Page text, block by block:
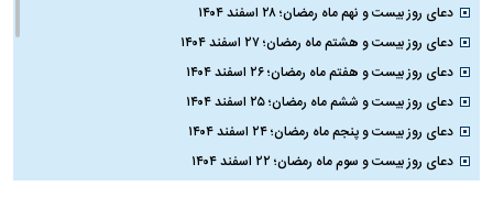
دعای روز بیست و نهم ماه رمضان؛ ۲۸ اسفند ۱۴۰۴
دعای روز بیست و هشتم ماه رمضان؛ ۲۷ اسفند ۱۴۰۴
دعای روز بیست و هفتم ماه رمضان؛ ۲۶ اسفند ۱۴۰۴
دعای روز بیست و ششم ماه رمضان؛ ۲۵ اسفند ۱۴۰۴
دعای روز بیست و پنجم ماه رمضان؛ ۲۴ اسفند ۱۴۰۴
دعای روز بیست و سوم ماه رمضان؛ ۲۲ اسفند ۱۴۰۴